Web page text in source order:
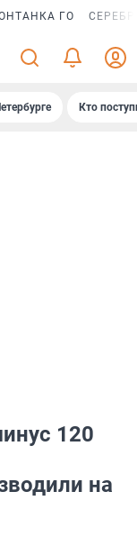
ГО
Кто
120
на